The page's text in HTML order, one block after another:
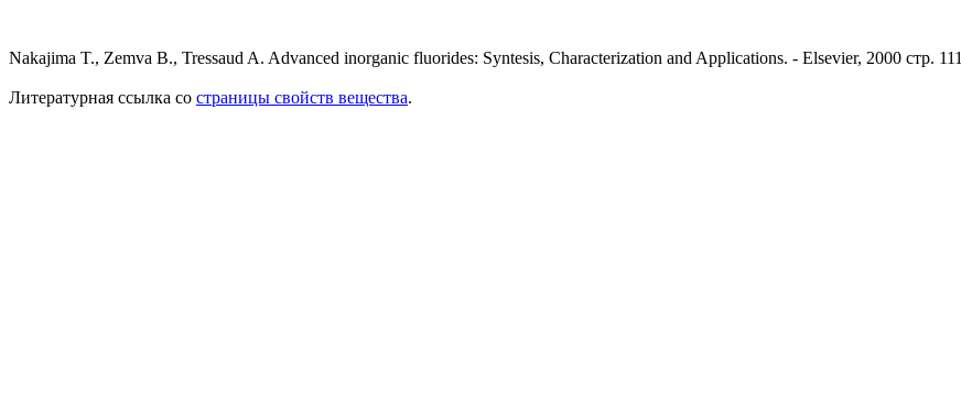
Nakajima T., Zemva B., Tressaud A. Advanced inorganic fluorides: Syntesis, Characterization and Applications. - Elsevier, 2000 стр. 111
Литературная ссылка со страницы свойств вещества.